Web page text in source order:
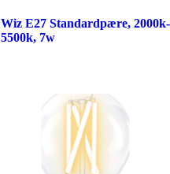
Wiz E27 Standardpære, 2000k-
5500k, 7w